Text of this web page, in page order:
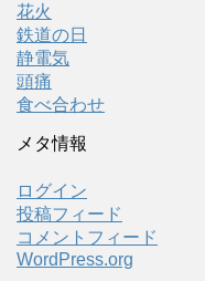
花火
鉄道の日
静電気
頭痛
食べ合わせ
メタ情報
ログイン
投稿フィード
コメントフィード
WordPress.org